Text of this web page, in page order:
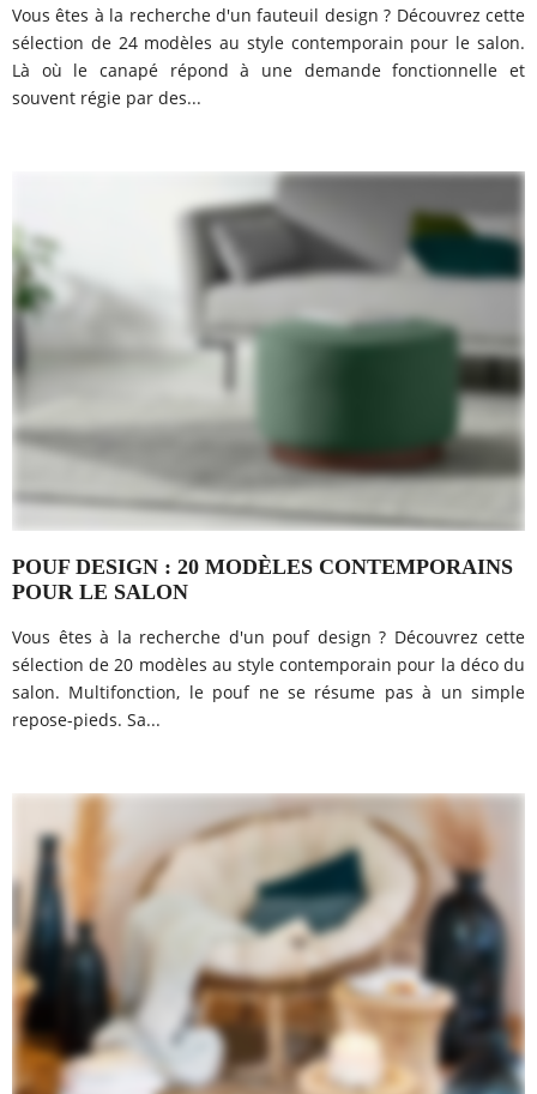
Vous êtes à la recherche d'un fauteuil design ? Découvrez cette
sélection de 24 modèles au style contemporain pour le salon.
Là où le canapé répond à une demande fonctionnelle et
souvent régie par des...
POUF DESIGN : 20 MODÈLES CONTEMPORAINS
POUR LE SALON
Vous êtes à la recherche d'un pouf design ? Découvrez cette
sélection de 20 modèles au style contemporain pour la déco du
salon. Multifonction, le pouf ne se résume pas à un simple
repose-pieds. Sa...